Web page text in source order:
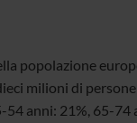
popolazione
milioni di
54 anni: 21%, 65-74